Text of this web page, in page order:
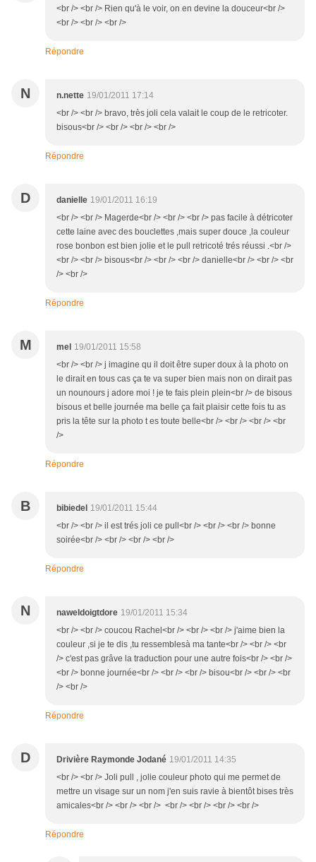
<br /> <br /> Rien qu'à le voir, on en devine la douceur<br />
<br /> <br /> <br />
Répondre
N n.nette 19/01/2011 17:14
<br /> <br /> bravo, très joli cela valait le coup de le retricoter.
bisous<br /> <br /> <br /> <br />
Répondre
D danielle 19/01/2011 16:19
<br /> <br /> Magerde<br /> <br /> <br /> pas facile à détricoter
cette laine avec des bouclettes ,mais super douce ,la couleur
rose bonbon est bien jolie et le pull retricoté trés réussi .<br />
<br /> <br /> bisous<br /> <br /> <br /> danielle<br /> <br /> <br
/> <br />
Répondre
M mel 19/01/2011 15:58
<br /> <br /> j imagine qu il doit être super doux à la photo on
le dirait en tous cas ça te va super bien mais non on dirait pas
un nounours j adore moi ! je te fais plein plein<br /> de bisous
bisous et belle journée ma belle ça fait plaisir cette fois tu as
pris la tête sur la photo t es toute belle<br /> <br /> <br /> <br
/>
Répondre
B bibiedel 19/01/2011 15:44
<br /> <br /> il est trés joli ce pull<br /> <br /> <br /> bonne
soirée<br /> <br /> <br /> <br />
Répondre
N naweldoigtdore 19/01/2011 15:34
<br /> <br /> coucou Rachel<br /> <br /> <br /> j'aime bien la
couleur ,si je te dis ,tu ressemblesà ma tante<br /> <br /> <br
/> c'est pas grâve la traduction pour une autre fois<br /> <br />
<br /> bonne journée<br /> <br /> <br /> bisou<br /> <br /> <br
/> <br />
Répondre
D Drivière Raymonde Jodané 19/01/2011 14:35
<br /> <br /> Joli pull , jolie couleur photo qui me permet de
mettre un visage sur un nom j'en suis ravie à bientôt bises très
amicales<br /> <br /> <br /> <br /> <br /> <br /> <br />
Répondre